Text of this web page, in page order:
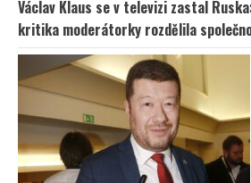
Václav Klaus se v televizi zastal
kritika moderátorky rozdělila